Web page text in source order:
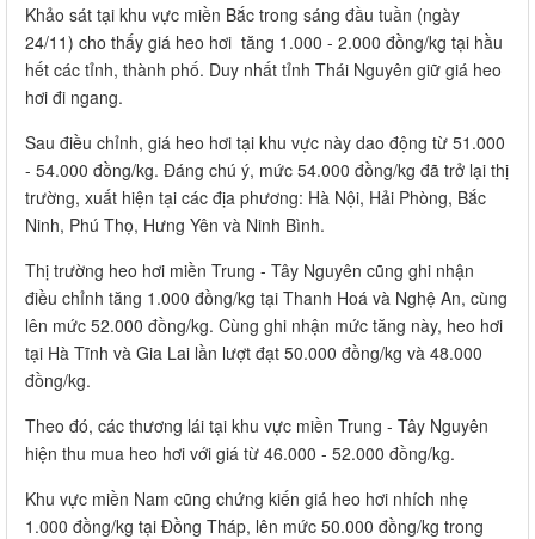
Khảo sát tại khu vực miền Bắc trong sáng đầu tuần (ngày
24/11) cho thấy giá heo hơi tăng 1.000 - 2.000 đồng/kg tại hầu
hết các tỉnh, thành phố. Duy nhất tỉnh Thái Nguyên giữ giá heo
hơi đi ngang.
Sau điều chỉnh, giá heo hơi tại khu vực này dao động từ 51.000
- 54.000 đồng/kg. Đáng chú ý, mức 54.000 đồng/kg đã trở lại thị
trường, xuất hiện tại các địa phương: Hà Nội, Hải Phòng, Bắc
Ninh, Phú Thọ, Hưng Yên và Ninh Bình.
Thị trường heo hơi miền Trung - Tây Nguyên cũng ghi nhận
điều chỉnh tăng 1.000 đồng/kg tại Thanh Hoá và Nghệ An, cùng
lên mức 52.000 đồng/kg. Cùng ghi nhận mức tăng này, heo hơi
tại Hà Tĩnh và Gia Lai lần lượt đạt 50.000 đồng/kg và 48.000
đồng/kg.
Theo đó, các thương lái tại khu vực miền Trung - Tây Nguyên
hiện thu mua heo hơi với giá từ 46.000 - 52.000 đồng/kg.
Khu vực miền Nam cũng chứng kiến giá heo hơi nhích nhẹ
1.000 đồng/kg tại Đồng Tháp, lên mức 50.000 đồng/kg trong